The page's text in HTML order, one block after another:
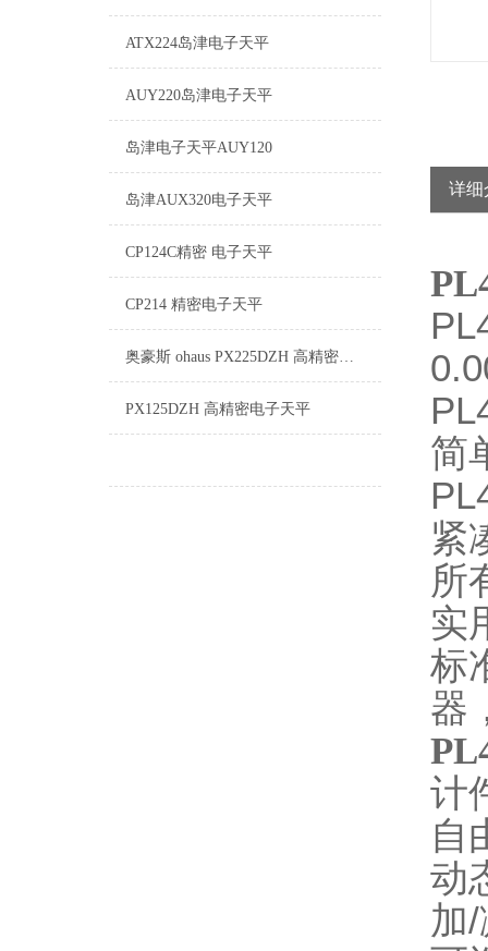
ATX224岛津电子天平
AUY220岛津电子天平
岛津电子天平AUY120
岛津AUX320电子天平
CP124C精密 电子天平
CP214 精密电子天平
奥豪斯 ohaus PX225DZH 高精密电子天平
PX125DZH 高精密电子天平
详细
简
紧
所
实
标
器
计
自
动
加